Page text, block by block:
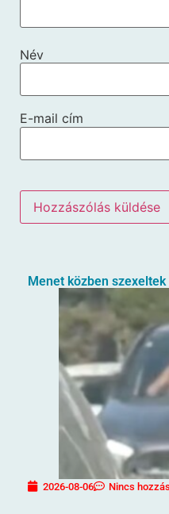
Név
E-mail cím
Menet közben
2026-08-06 Nincs